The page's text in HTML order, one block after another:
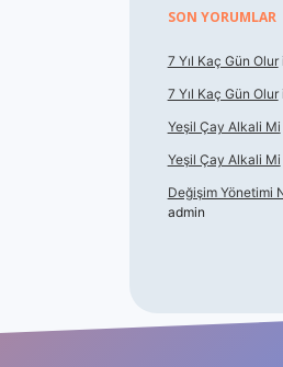
SON YORUMLAR
7 Yıl Kaç Gün Olur
7 Yıl Kaç Gün Olur
Yeşil Çay Alkali Mi
Yeşil Çay Alkali Mi
Değişim Yönetimi
admin